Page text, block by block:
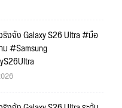
ริงจัง Galaxy S26 Ultra #มือ
ม #Samsung